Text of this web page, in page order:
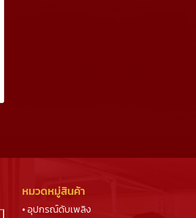
หมวดหมู่สินค้า
• อุปกรณ์ดับเพลิง